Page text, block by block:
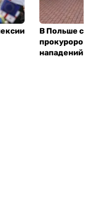
В Польше
прокуроров
нападений